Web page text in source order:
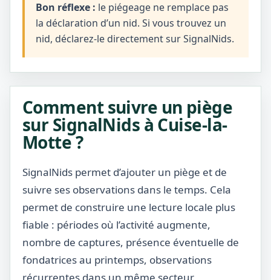
Bon réflexe : le piégeage ne remplace pas
la déclaration d’un nid. Si vous trouvez un
nid, déclarez-le directement sur SignalNids.
Comment suivre un piège
sur SignalNids à Cuise-la-
Motte ?
SignalNids permet d’ajouter un piège et de
suivre ses observations dans le temps. Cela
permet de construire une lecture locale plus
fiable : périodes où l’activité augmente,
nombre de captures, présence éventuelle de
fondatrices au printemps, observations